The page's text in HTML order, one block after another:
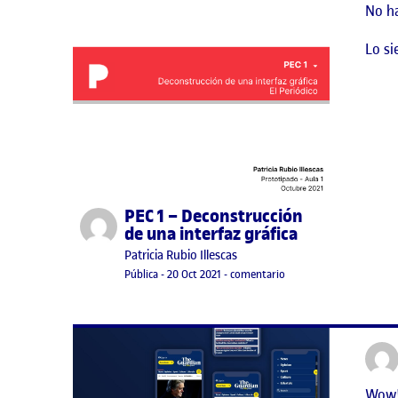
Publicado porPEC 1 – Deconstrucción
de una interfaz gráfica
Publicado por
Patricia Rubio Illescas
Visibilidad:
Pública-Fecha de publicación
20 Oct 2021 11 agosto, 2022 7:53 am
-comentario
No
Lo